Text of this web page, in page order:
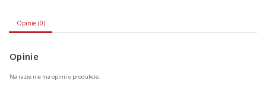
Opinie (0)
Opinie
Na razie nie ma opinii o produkcie.